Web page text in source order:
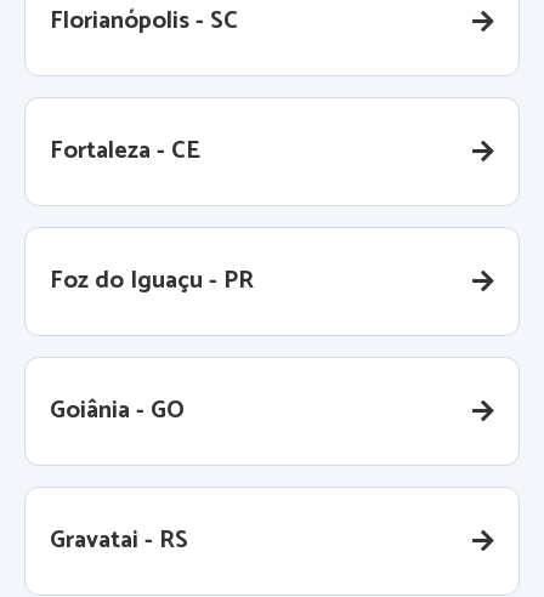
Florianópolis - SC
Fortaleza - CE
Foz do Iguaçu - PR
Goiânia - GO
Gravatai - RS